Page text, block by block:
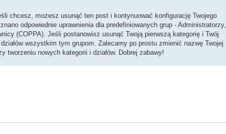
chcesz, możesz usunąć ten post i kontynuować konfigurację Twojego
odpowiednie uprawnienia dla predefiniowanych grup - Administratorzy,
(COPPA). Jeśli postanowisz usunąć Twoją pierwszą kategorię i Twój
wszystkim tym grupom. Zalecamy po prostu zmienić nazwę Twojej
tworzeniu nowych kategorii i działów. Dobrej zabawy!